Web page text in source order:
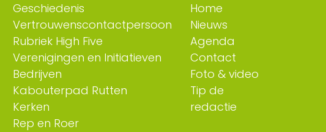
Geschiedenis
Vertrouwenscontactpersoon
Rubriek High Five
Verenigingen en Initiatieven
Bedrijven
Kabouterpad Rutten
Kerken
Rep en Roer
Home
Nieuws
Agenda
Contact
Foto & video
Tip de
redactie